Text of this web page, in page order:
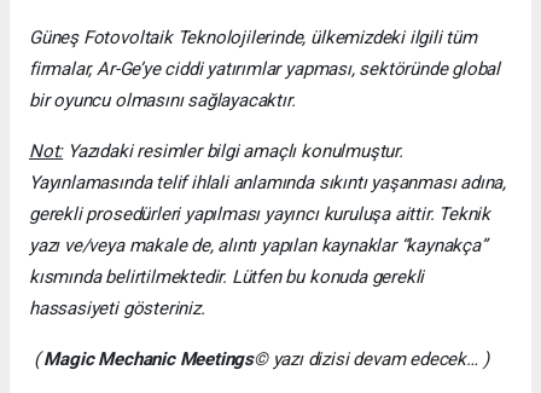
Güneş Fotovoltaik Teknolojilerinde, ülkemizdeki ilgili tüm
firmalar, Ar-Ge’ye ciddi yatırımlar yapması, sektöründe global
bir oyuncu olmasını sağlayacaktır.
Not:Yazıdaki resimler bilgi amaçlı konulmuştur.
Yayınlamasında telif ihlali anlamında sıkıntı yaşanması adına,
gerekli prosedürleri yapılması yayıncı kuruluşa aittir. Teknik
yazı ve/veya makale de, alıntı yapılan kaynaklar “kaynakça”
kısmında belirtilmektedir. Lütfen bu konuda gerekli
hassasiyeti gösteriniz.
(Magic Mechanic Meetings© yazı dizisi devam edecek… )